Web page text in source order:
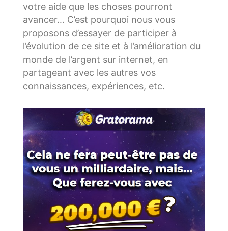
votre aide que les choses pourront
avancer… C’est pourquoi nous vous
proposons d’essayer de participer à
l’évolution de ce site et à l’amélioration du
monde de l’argent sur internet, en
partageant avec les autres vos
connaissances, expériences, etc.